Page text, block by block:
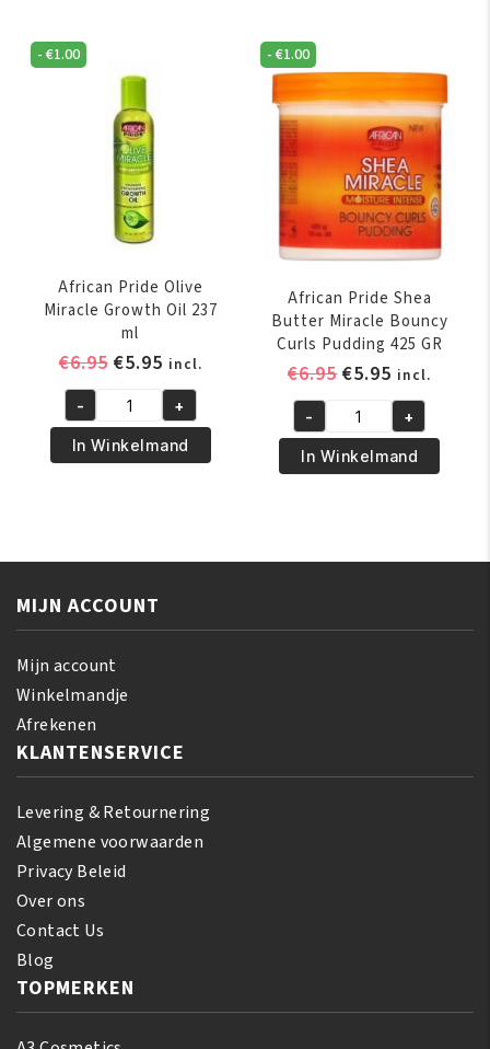
ml
Miracle
Co-
Wash
Cleansing
Conditioner
355
ml
aantal
-€1.00
African Pride Olive
Miracle Growth Oil 237
ml
€6.95 Oorspronkelijke
was:
€6.95.
€5.95Huidige
prijs
is:
€5.95.
incl.
African
Pride
Olive
ml
aantal
- +
In Winkelmand
-€1.00
African Pride Shea
Butter Miracle Bouncy
Curls Pudding 425 GR
€6.95
was:
€6.95.
€5.95 Huidige
prijs
is:
€5.95.
incl.
African
Pride
Shea
Bouncy
425
- +
In Winkelmand
MIJN ACCOUNT
Mijn account
Winkelmandje
Afrekenen
KLANTENSERVICE
Levering & Retournering
Algemene voorwaarden
Privacy Beleid
Over ons
Contact Us
Blog
TOPMERKEN